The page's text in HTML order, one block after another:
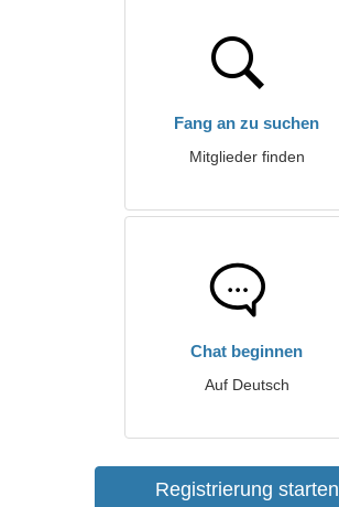
Fang an zu suchen
Mitglieder finden
Chat beginnen
Auf Deutsch
Registrierung starten